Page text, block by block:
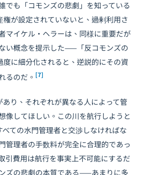
でも「コモンズの悲劇」を知っている
が設定されていないと、過剰利用さ
マイケル・ヘラーは、同様に重要だが
い概念を提示した——「反コモンズの
に細分化されると、逆説的にその資
るのだ。 [7]
あり、それぞれが異なる人によって管
像してほしい。この川を航行しようと
ての水門管理者と交渉しなければな
管理者の手数料が完全に合理的であっ
引費用は航行を事実上不可能にするだ
ズの悲劇の本質である——あまりに多